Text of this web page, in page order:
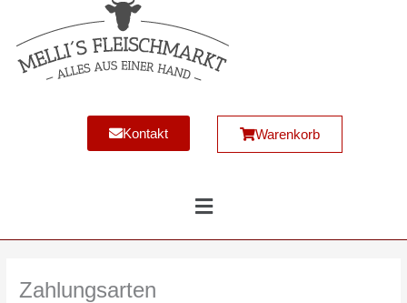
Kontakt Warenkorb
Main
Zahlungsarten